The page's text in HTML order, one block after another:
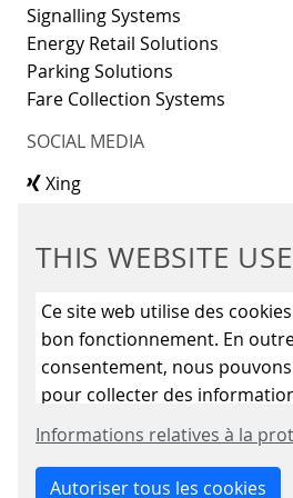
THIS WEBSITE
Ce site web utilise des
bon fonctionnement. En
consentement, nous
pour collecter des
du site web afin de
En cliquant sur le bouton «
les cookies essentiels », vous
Informations relatives à la
Autoriser tous les cookies
Signalling Systems
Energy Retail Solutions
Parking Solutions
Fare Collection Systems
SOCIAL MEDIA
Xing
Instagram
CONTACT
Scheidt & Bachmann GmbH
Breite Straße 132
41238 Mönchengladbach